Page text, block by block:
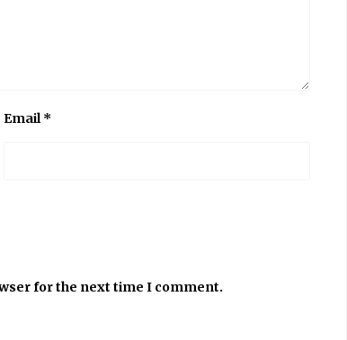
Email*
for the next time I comment.